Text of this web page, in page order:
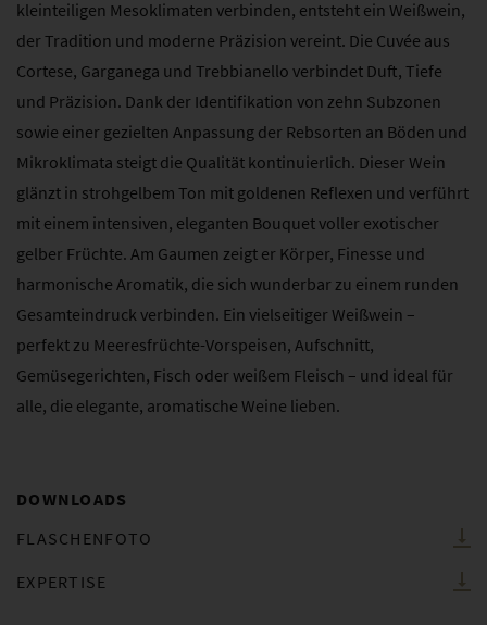
kleinteiligen Mesoklimaten verbinden, entsteht ein Weißwein,
der Tradition und moderne Präzision vereint. Die Cuvée aus
Cortese, Garganega und Trebbianello verbindet Duft, Tiefe
und Präzision. Dank der Identifikation von zehn Subzonen
sowie einer gezielten Anpassung der Rebsorten an Böden und
Mikroklimata steigt die Qualität kontinuierlich. Dieser Wein
glänzt in strohgelbem Ton mit goldenen Reflexen und verführt
mit einem intensiven, eleganten Bouquet voller exotischer
gelber Früchte. Am Gaumen zeigt er Körper, Finesse und
harmonische Aromatik, die sich wunderbar zu einem runden
Gesamteindruck verbinden. Ein vielseitiger Weißwein –
perfekt zu Meeresfrüchte-Vorspeisen, Aufschnitt,
Gemüsegerichten, Fisch oder weißem Fleisch – und ideal für
alle, die elegante, aromatische Weine lieben.
DOWNLOADS
FLASCHENFOTO
EXPERTISE